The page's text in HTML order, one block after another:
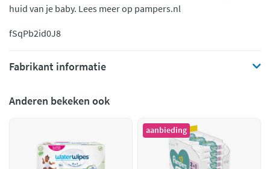
huid van je baby. Lees meer op pampers.nl
fSqPb2id0J8
Fabrikant informatie
Anderen bekeken ook
aanbieding